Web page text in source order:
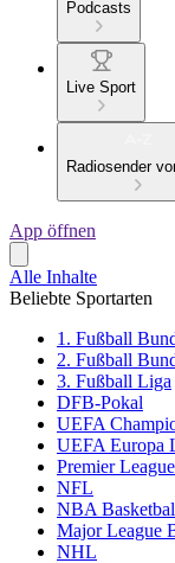
Podcasts
Live Sport
Radiosender
App öffnen
Alle Inhalte
Beliebte Sportarten
1. Fußball
2. Fußball
3. Fußball Liga
DFB-Pokal
UEFA
UEFA Europa
Premier League
NFL
NBA
Major League
NHL